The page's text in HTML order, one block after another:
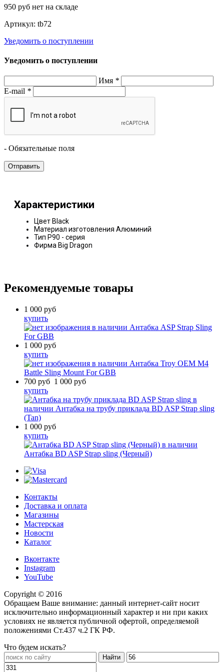
950 руб нет на складе
Артикул: tb72
Уведомить о поступлении
Уведомить о поступлении
Имя *
E-mail *
- Обязательные поля
Характеристики
Цвет Black
Материал изготовления Алюминий
Тип P90 - серия
Фирма Big Dragon
Рекомендуемые товары
1 000 руб
купить
в наличии Антабка ASP Strap Sling
For GBB
1 000 руб
купить
в наличии Антабка Troy OEM M4
Battle Sling Mount For GBB
700 руб 1 000 руб
купить
в
наличии Антабка на трубу приклада BD ASP Strap sling
(Tan)
1 000 руб
купить
в наличии
Антабка BD ASP Strap sling (Черный)
Контакты
Доставка и оплата
Магазины
Мастерская
Новости
Каталог
Вконтакте
Instagram
YouTube
Copyright © 2016
Обращаем Ваше внимание: данный интернет-сайт носит
исключительно информационный характер и ни при каких
условиях не является публичной офертой, определяемой
положениями Ст.437 ч.2 ГК РФ.
Что будем искать?